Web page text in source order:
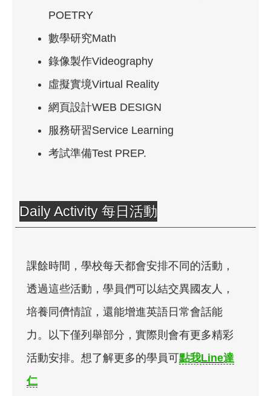
POETRY
數學研究Math
錄像製作Videography
虛擬實境Virtual Reality
網頁設計WEB DESIGN
服務研習Service Learning
考試準備Test PREP.
Daily Activity 每日活動
課餘時間，學校每天都會安排不同的活動，
透過這些活動，學員們可以結交異國友人，
培養同儕情誼，還能增進英語日常會話能
力。以下僅列舉部分，實際則會有更多精彩
活動安排。想了解更多的學員可點我Line達
仁